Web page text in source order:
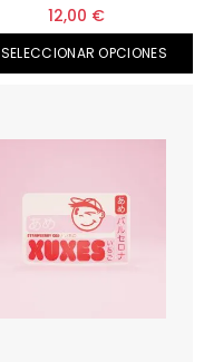
12,00 €
SELECCIONAR OPCIONES